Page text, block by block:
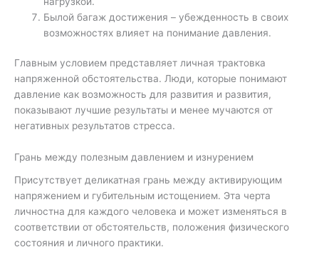
Былой багаж достижения – убежденность в своих
возможностях влияет на понимание давления.
Главным условием представляет личная трактовка
напряженной обстоятельства. Люди, которые понимают
давление как возможность для развития и развития,
показывают лучшие результаты и менее мучаются от
негативных результатов стресса.
Грань между полезным давлением и изнурением
Присутствует деликатная грань между активирующим
напряжением и губительным истощением. Эта черта
личностна для каждого человека и может изменяться в
соответствии от обстоятельств, положения физического
состояния и личного практики.